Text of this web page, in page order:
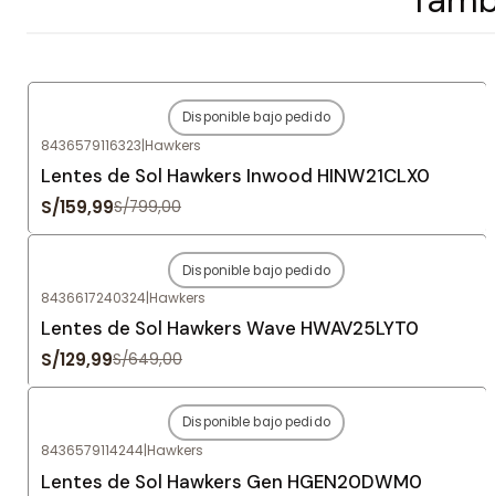
Agotado
Disponible bajo pedido
8436579116323|Hawkers
Lentes de Sol Hawkers Inwood HINW21CLX0
S/159,99S/799,00
Agotado
Disponible bajo pedido
8436617240324|Hawkers
Lentes de Sol Hawkers Wave HWAV25LYT0
S/129,99S/649,00
Agotado
Disponible bajo pedido
8436579114244|Hawkers
Lentes de Sol Hawkers Gen HGEN20DWM0